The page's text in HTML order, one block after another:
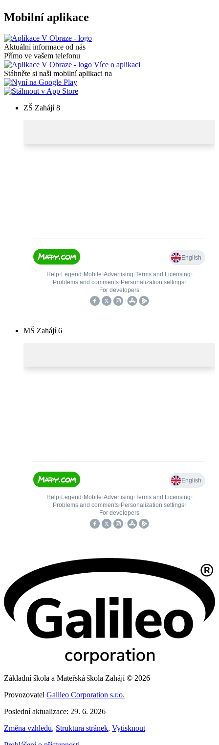
Mobilní aplikace
Aktuální informace od nás
Přímo ve vašem telefonu
Více o aplikaci
Stáhněte si naši mobilní aplikaci na
ZŠ Zahájí 8
MŠ Zahájí 6
Základní škola a Mateřská škola Zahájí © 2026
Provozovatel Galileo Corporation s.r.o.
Poslední aktualizace: 29. 6. 2026
Změna vzhledu, Struktura stránek, Vytisknout